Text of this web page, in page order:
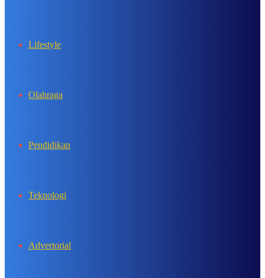
Lifestyle
Olahraga
Pendidikan
Teknologi
Advertorial